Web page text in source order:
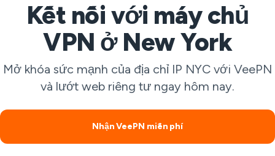
Kết nối với máy chủ
VPN ở New York
Mở khóa sức mạnh của địa chỉ IP NYC với VeePN
và lướt web riêng tư ngay hôm nay.
Nhận VeePN miễn phí